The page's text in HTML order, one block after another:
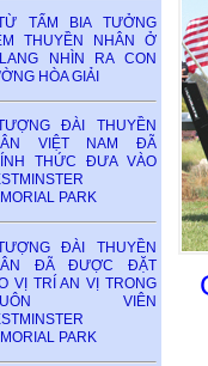
TẤM BIA TƯỞNG
THUYỀN NHÂN Ở
NHÌN RA CON
HÒA GIẢI
ĐÀI THUYỀN
VIỆT NAM ĐÃ
THỨC ĐƯA VÀO
PARK
ĐÀI THUYỀN
ĐÃ ĐƯỢC ĐẶT
VỊ TRÍ AN VỊ TRONG
VIÊN
PARK